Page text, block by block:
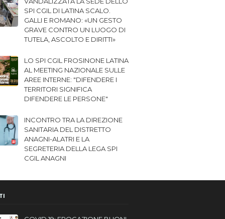
SPI CGIL DI LATINA SCALO.
GALLI E ROMANO: «UN GESTO
GRAVE CONTRO UN LUOGO DI
TUTELA, ASCOLTO E DIRITTI»
LO SPI CGIL FROSINONE LATINA
AL MEETING NAZIONALE SULLE
AREE INTERNE: "DIFENDERE I
TERRITORI SIGNIFICA
DIFENDERE LE PERSONE"
INCONTRO TRA LA DIREZIONE
SANITARIA DEL DISTRETTO
ANAGNI-ALATRI E LA
SEGRETERIA DELLA LEGA SPI
CGIL ANAGNI